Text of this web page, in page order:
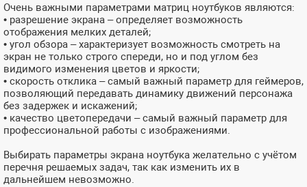
Очень важными параметрами матриц ноутбуков являются:
• разрешение экрана – определяет возможность
отображения мелких деталей;
• угол обзора – характеризует возможность смотреть на
экран не только строго спереди, но и под углом без
видимого изменения цветов и яркости;
• скорость отклика – самый важный параметр для геймеров,
позволяющий передавать динамику движений персонажа
без задержек и искажений;
• качество цветопередачи – самый важный параметр для
профессиональной работы с изображениями.
Выбирать параметры экрана ноутбука желательно с учётом
перечня решаемых задач, так как изменить их в
дальнейшем невозможно.